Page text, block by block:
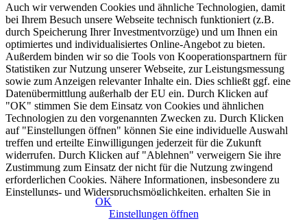
Auch wir verwenden Cookies und ähnliche Technologien, damit
bei Ihrem Besuch unsere Webseite technisch funktioniert (z.B.
durch Speicherung Ihrer Investmentvorzüge) und um Ihnen ein
optimiertes und individualisiertes Online-Angebot zu bieten.
Außerdem binden wir so die Tools von Kooperationspartnern für
Statistiken zur Nutzung unserer Webseite, zur Leistungsmessung
sowie zum Anzeigen relevanter Inhalte ein. Dies schließt ggf. eine
Datenübermittlung außerhalb der EU ein. Durch Klicken auf
"OK" stimmen Sie dem Einsatz von Cookies und ähnlichen
Technologien zu den vorgenannten Zwecken zu. Durch Klicken
auf "Einstellungen öffnen" können Sie eine individuelle Auswahl
treffen und erteilte Einwilligungen jederzeit für die Zukunft
widerrufen. Durch Klicken auf "Ablehnen" verweigern Sie ihre
Zustimmung zum Einsatz der nicht für die Nutzung zwingend
erforderlichen Cookies. Nähere Informationen, insbesondere zu
Einstellungs- und Widerspruchsmöglichkeiten, erhalten Sie in
Datenschutzerklärung
Einstellungen öffnen
OK